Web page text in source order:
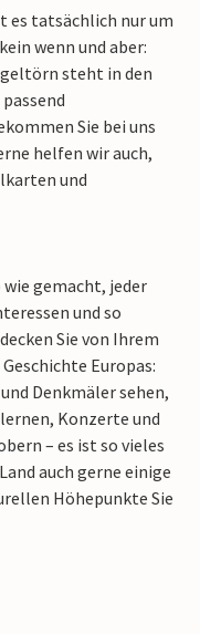
es tatsächlich nur um
wenn und aber:
steht in den
Sie bei uns
helfen wir auch,
und
gemacht, jeder
und so
Sie von Ihrem
Europas:
Denkmäler sehen,
Konzerte und
– es ist so vieles
auch gerne einige
Höhepunkte Sie